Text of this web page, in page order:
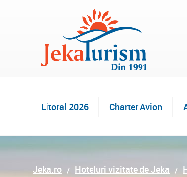
Litoral 2026 Charter Avion
Jeka.ro Hoteluri vizitate de Jeka